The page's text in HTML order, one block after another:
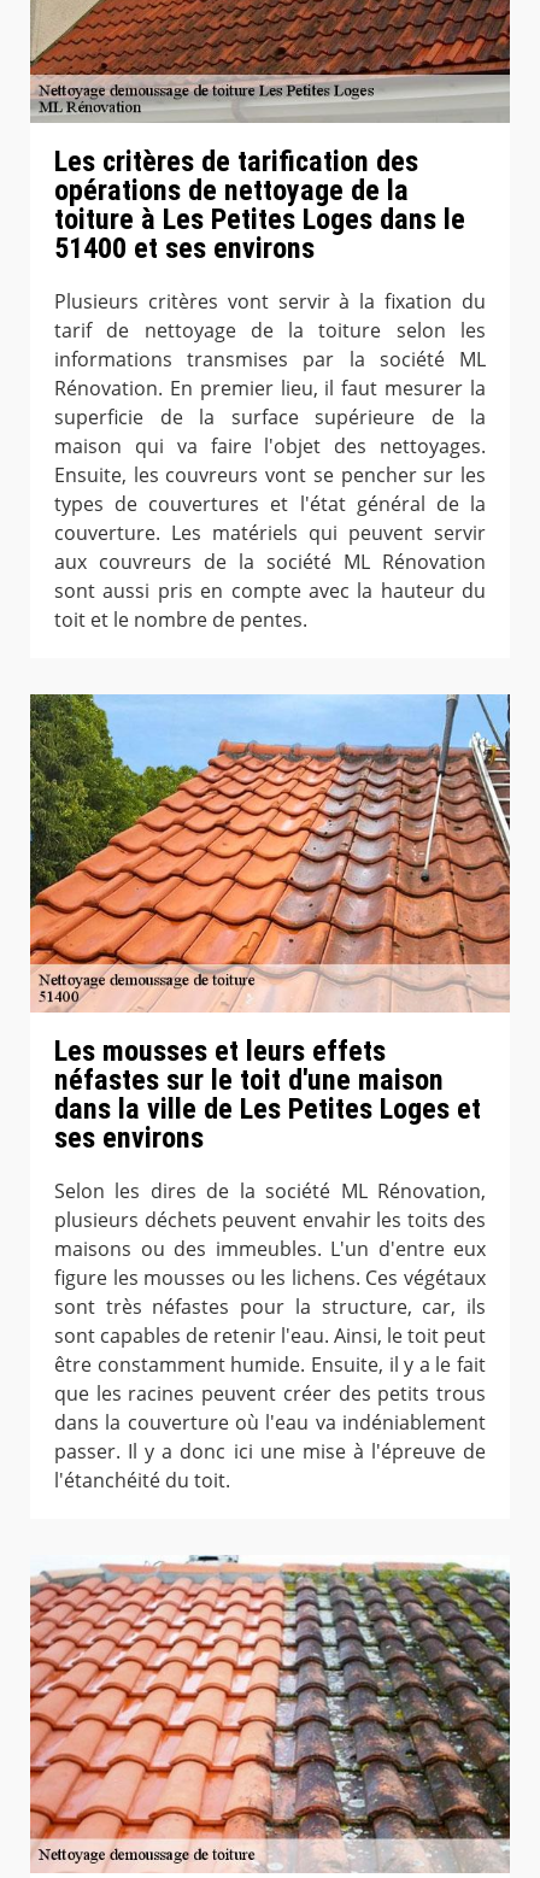
Les critères de tarification des
opérations de nettoyage de la
toiture à Les Petites Loges dans le
51400 et ses environs
Plusieurs critères vont servir à la fixation du
tarif de nettoyage de la toiture selon les
informations transmises par la société ML
Rénovation. En premier lieu, il faut mesurer la
superficie de la surface supérieure de la
maison qui va faire l'objet des nettoyages.
Ensuite, les couvreurs vont se pencher sur les
types de couvertures et l'état général de la
couverture. Les matériels qui peuvent servir
aux couvreurs de la société ML Rénovation
sont aussi pris en compte avec la hauteur du
toit et le nombre de pentes.
Les mousses et leurs effets
néfastes sur le toit d'une maison
dans la ville de Les Petites Loges et
ses environs
Selon les dires de la société ML Rénovation,
plusieurs déchets peuvent envahir les toits des
maisons ou des immeubles. L'un d'entre eux
figure les mousses ou les lichens. Ces végétaux
sont très néfastes pour la structure, car, ils
sont capables de retenir l'eau. Ainsi, le toit peut
être constamment humide. Ensuite, il y a le fait
que les racines peuvent créer des petits trous
dans la couverture où l'eau va indéniablement
passer. Il y a donc ici une mise à l'épreuve de
l'étanchéité du toit.